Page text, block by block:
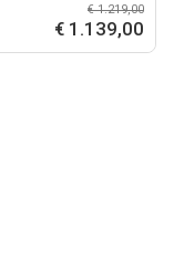
€ 1.219,00
€ 1.139,00